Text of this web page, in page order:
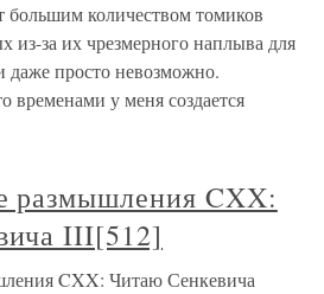
количеством томиков
из-за их чрезмерного наплыва для
даже просто невозможно.
временами у меня создается
размышления CXX:
III[512]
CXX: Читаю Сенкевича